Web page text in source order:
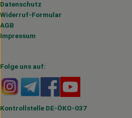
Datenschutz
Widerruf-Formular
AGB
Impressum
Folge uns auf:
Externer Link zu https://
Externer Link zu https://
Externer Link zu
Kontrollstelle DE-ÖKO-037